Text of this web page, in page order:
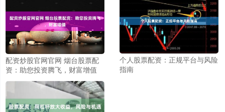
配资炒股官网官网 烟台股票配
资：助您投资腾飞，财富增值
个人股票配资：正规平台与风险
指南